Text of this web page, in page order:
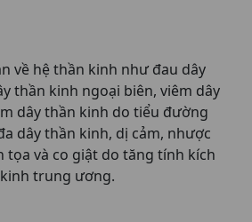
về hệ thần kinh như đau dây
thần kinh ngoại biên, viêm dây
dây thần kinh do tiểu đường
dây thần kinh, dị cảm, nhược
tọa và co giật do tăng tính kích
trung ương.